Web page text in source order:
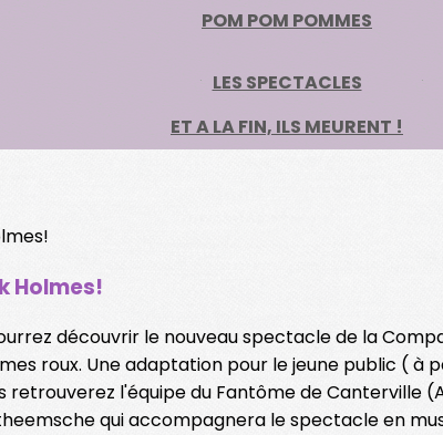
POM POM POMMES
LES SPECTACLES
ET A LA FIN, ILS MEURENT !
Holmes!
découvrir le nouveau spectacle de la
roux. Une adaptation pour le jeune public ( à
retrouverez l'équipe du Fantôme de Canterville
qui accompagnera le spectacle en